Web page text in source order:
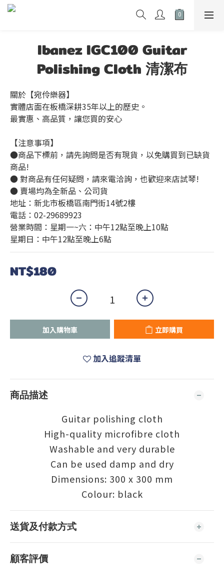
Ibanez IGC100 Guitar
Polishing Cloth 清潔布
關於【宛伶樂器】
實體店面在板橋深耕35年以上的歷史。
最實惠、高品質，讓您買的安心
【注意事項】
●商品下標前，請先詢問是否有現貨，以免購買到已缺貨
商品!
● 對商品有任何疑問，請來電洽詢，也歡迎來店試琴!
● 賣場均為全新品、公司貨
地址：新北市板橋區南門街14號2樓
電話：02-29689923
營業時間：星期一~六：中午12點至晚上10點
星期日：中午12點至晚上6點
NT$180
加入購物車 立即購買
加入追蹤清單
商品描述
Guitar polishing cloth
High-quality microfibre cloth
Washable and very durable
Can be used damp and dry
Dimensions: 300 x 300 mm
Colour: black
送貨及付款方式
顧客評價